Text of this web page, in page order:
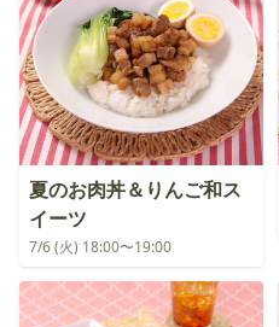
夏のお肉丼＆りんご和ス
イーツ
7/6 (火) 18:00〜19:00